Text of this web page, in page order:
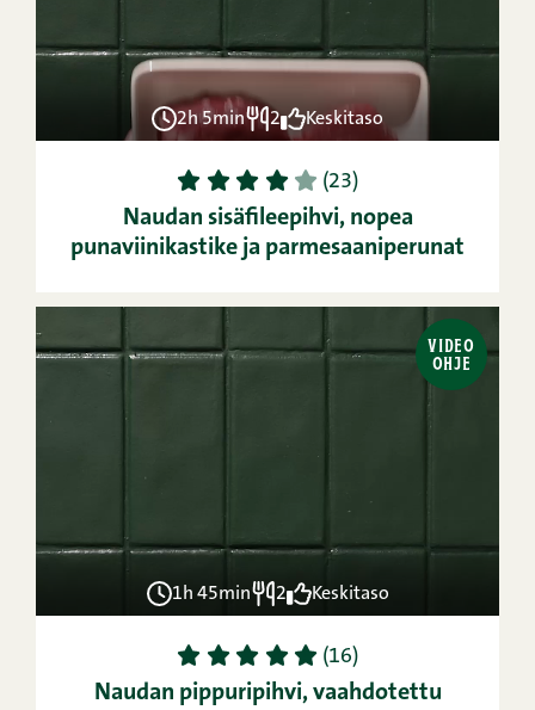
2h 5min 2 Keskitaso
1 2 3 4 5 (23)
Naudan sisäfileepihvi, nopea
punaviinikastike ja parmesaaniperunat
VIDEO
OHJE
1h 45min 2 Keskitaso
1 2 3 4 5 (16)
Naudan pippuripihvi, vaahdotettu